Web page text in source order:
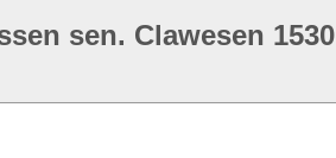
sen. Clawesen 1530